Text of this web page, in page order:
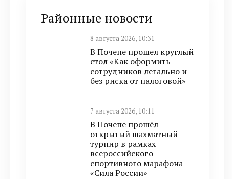
Районные новости
8 августа 2026, 10:31
В Почепе прошел круглый
стол «Как оформить
сотрудников легально и
без риска от налоговой»
7 августа 2026, 10:11
В Почепе прошёл
открытый шахматный
турнир в рамках
всероссийского
спортивного марафона
«Сила России»